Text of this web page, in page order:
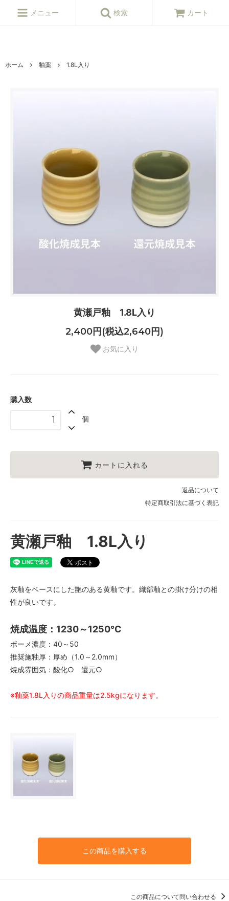
ョップ
メニュー 検索 カート
ホーム 釉薬 1.8L入り
黄瀬戸釉 1.8L入り
2,400円(税込2,640円)
お気に入り
購入数
個
カートに入れる
返品について
特定商取引法に基づく表記
黄瀬戸釉 1.8L入り
灰釉をベースにした艶のある黄釉です。織部釉との掛け分けの相
性が良いです。
焼成温度：1230～1250℃
ボーメ濃度：40～50
推奨施釉厚：厚め（1.0～2.0mm）
焼成雰囲気：酸化○ 還元○
※釉薬1.8L入りの商品重量は2.5kgになります。
この商品を購入する
この商品について問い合わせる